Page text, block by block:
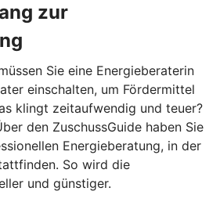
zur
Sie eine Energieberaterin
einschalten, um Fördermittel
klingt zeitaufwendig und teuer?
den ZuschussGuide haben Sie
Energieberatung, in der
So wird die
und günstiger.